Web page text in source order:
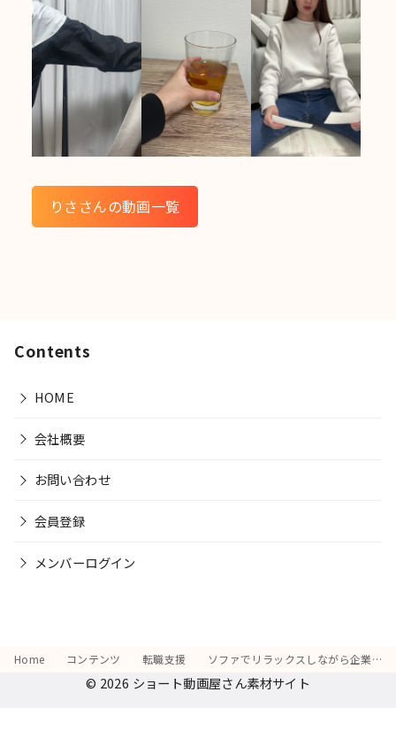
りささんの動画一覧
Contents
HOME
会社概要
お問い合わせ
会員登録
メンバーログイン
Home コンテンツ 転職支援 ソファでリラックスしながら企業のホームページを見ている
© 2026 ショート動画屋さん素材サイト